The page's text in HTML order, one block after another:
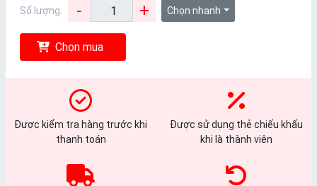
Số lượng: - + Chọn nhanh
Chọn mua
Được kiểm tra hàng trước khi
thanh toán
Được sử dụng thẻ chiếu khấu
khi là thành viên